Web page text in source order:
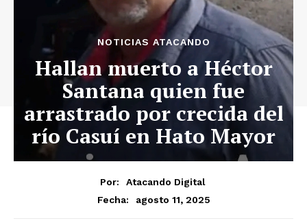
NOTICIAS ATACANDO
Hallan muerto a Héctor
Santana quien fue
arrastrado por crecida del
río Casuí en Hato Mayor
Por:
Atacando Digital
Fecha:
agosto 11, 2025